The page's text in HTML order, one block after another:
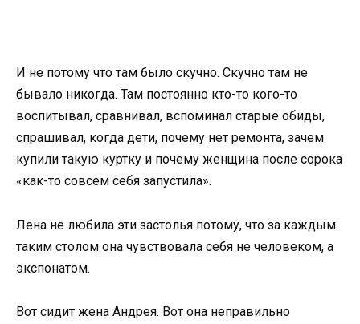
И не потому что там было скучно. Скучно там не
бывало никогда. Там постоянно кто-то кого-то
воспитывал, сравнивал, вспоминал старые обиды,
спрашивал, когда дети, почему нет ремонта, зачем
купили такую куртку и почему женщина после сорока
«как-то совсем себя запустила».
Лена не любила эти застолья потому, что за каждым
таким столом она чувствовала себя не человеком, а
экспонатом.
Вот сидит жена Андрея. Вот она неправильно